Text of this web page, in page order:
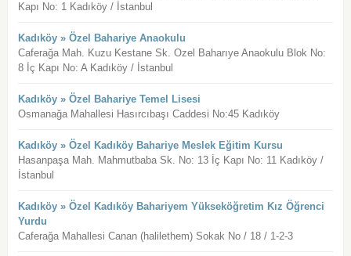
Kapı No: 1 Kadıköy / İstanbul
Kadıköy » Özel Bahariye Anaokulu
Caferağa Mah. Kuzu Kestane Sk. Ozel Baharıye Anaokulu Blok No:
8 İç Kapı No: A Kadıköy / İstanbul
Kadıköy » Özel Bahariye Temel Lisesi
Osmanağa Mahallesi Hasırcıbaşı Caddesi No:45 Kadıköy
Kadıköy » Özel Kadıköy Bahariye Meslek Eğitim Kursu
Hasanpaşa Mah. Mahmutbaba Sk. No: 13 İç Kapı No: 11 Kadıköy /
İstanbul
Kadıköy » Özel Kadıköy Bahariyem Yükseköğretim Kız Öğrenci
Yurdu
Caferağa Mahallesi Canan (halilethem) Sokak No / 18 / 1-2-3